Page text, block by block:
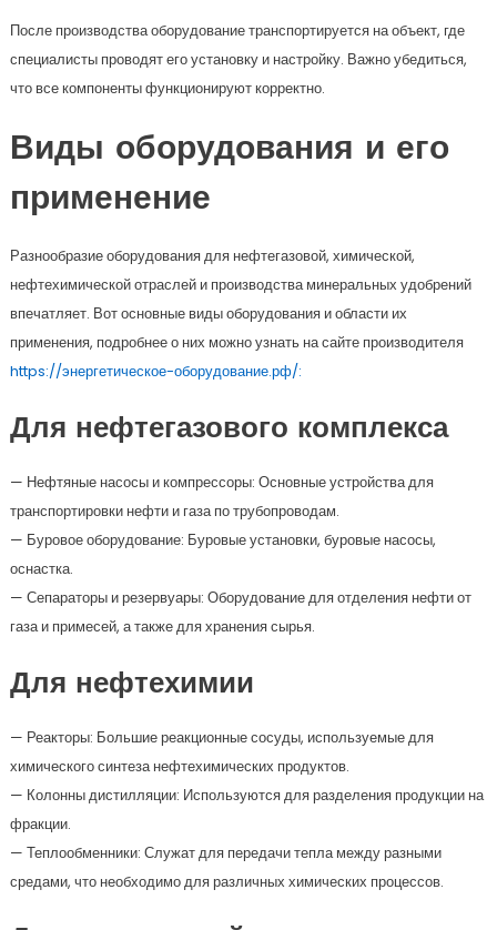
После производства оборудование транспортируется на объект, где
специалисты проводят его установку и настройку. Важно убедиться,
что все компоненты функционируют корректно.
Виды оборудования и его
применение
Разнообразие оборудования для нефтегазовой, химической,
нефтехимической отраслей и производства минеральных удобрений
впечатляет. Вот основные виды оборудования и области их
применения, подробнее о них можно узнать на сайте производителя
https://энергетическое-оборудование.рф/:
Для нефтегазового комплекса
— Нефтяные насосы и компрессоры: Основные устройства для
транспортировки нефти и газа по трубопроводам.
— Буровое оборудование: Буровые установки, буровые насосы,
оснастка.
— Сепараторы и резервуары: Оборудование для отделения нефти от
газа и примесей, а также для хранения сырья.
Для нефтехимии
— Реакторы: Большие реакционные сосуды, используемые для
химического синтеза нефтехимических продуктов.
— Колонны дистилляции: Используются для разделения продукции на
фракции.
— Теплообменники: Служат для передачи тепла между разными
средами, что необходимо для различных химических процессов.